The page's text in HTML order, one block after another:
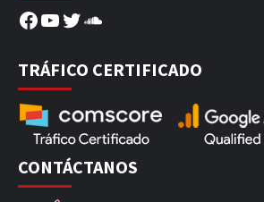
Facebook
YouTube
Twitter
SoundCloud
TRÁFICO CERTIFICADO
CONTÁCTANOS